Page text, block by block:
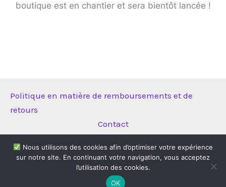
boutique est en chantier et sera bientôt lancée !
Politique en matière de remboursements et de
retours
Contact
Copyright © 2026 Technitool | Propulsé parThème WordPress
Astra
Nous utilisons des cookies afin d’optimiser votre expérience
sur notre site. En continuant votre navigation, vous acceptez
l’utilisation des cookies.
OK